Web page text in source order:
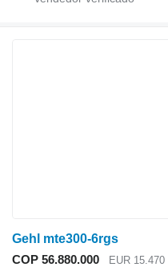
Gehl mte300-6rgs
COP 56.880.000
EUR 15.470